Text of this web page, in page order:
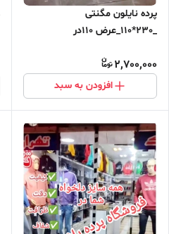
پرده نایلون مگنتی
_230*110_عرض 110در
مغناطیسی ارسال رایگان
2,700,000
افزودن به سبد